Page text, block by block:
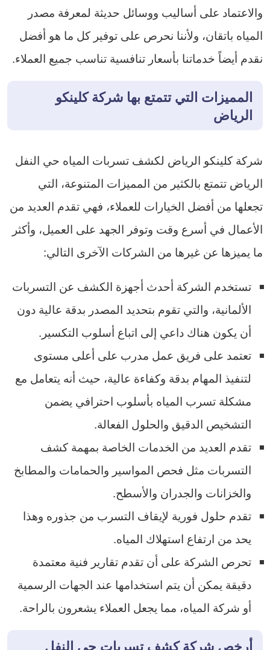
والاعتماد على أساليب ووسائل حديثة لمعرفة مصدر
المياه باتقان، ولأننا نحرص على توفير كل ما هو أفضل
نقدم أيضاً خدماتنا بأسعار تنافسية تناسب جميع العملاء.
المميزات التي تتمتع بها شركة كلينكو
الرياض
شركة كلينكو الرياض لكشف تسربات المياه حي النفل
الرياض تتمتع بالكثير من المميزات المتنوعة، التي
تجعلها من أفضل الخيارات للعملاء، فهي تقدم العديد من
الأعمال في أسرع وقت وتوفر الجهد على العميل، وأكثر
ما يميزها عن غيرها من الشركات الآخرى التالي:
تستخدم الشركة أحدث أجهزة الكشف عن التسربات
الألمانية، والتي تقوم بتحديد المصدر بدقة عالية دون
أن يكون هناك داعي إلى اتباع أسلوب التكسير.
تعتمد على فريق عمل مدرب على أعلى مستوى
لتنفيذ المهام بدقة وكفاءة عالية، حيث أنه يتعامل مع
مشكلة تسرب المياه بأسلوب احترافي يضمن
التشخيص الدقيق والحلول الفعالة.
تقدم العديد من الخدمات الخاصة بمهمة كشف
التسربات مثل فحص المواسير والحمامات والمطابخ
والخزانات والجدران والأسطح.
تقدم حلول فورية لإيقاف التسرب من جذوره وهذا
يحد من ارتفاع استهلاك المياه.
تحرص الشركة على أن تقدم تقارير فنية معتمدة
دقيقة يمكن أن يتم استخدامها عند الجهات الرسمية
أو شركة المياه، مما يجعل العملاء يشعرون بالراحة.
أرخص شركة كشف تسربات حي النفل